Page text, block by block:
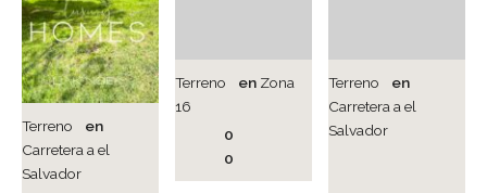
Terreno
en
Carretera a el
Salvador
Terreno en Zona
16
0
0
Terreno
en
Carretera a el
Salvador